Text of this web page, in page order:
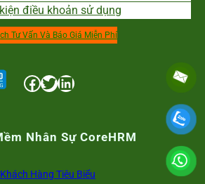
điều khoản sử dụng
Tư Vấn Và Báo Giá Miễn Phí
Facebook Twitter LinkedIn
Nhân Sự CoreHRM
Khách Hàng Tiêu Biểu